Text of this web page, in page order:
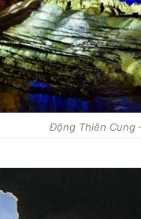
Động Thiên Cung